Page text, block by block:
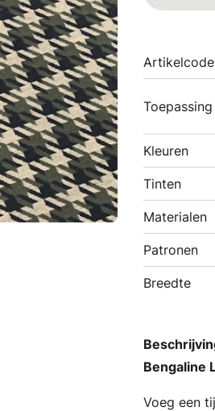
Artikelcode
Toepassing
Kleuren
Tinten
Materialen
Patronen
Breedte
Bengaline
Voeg een